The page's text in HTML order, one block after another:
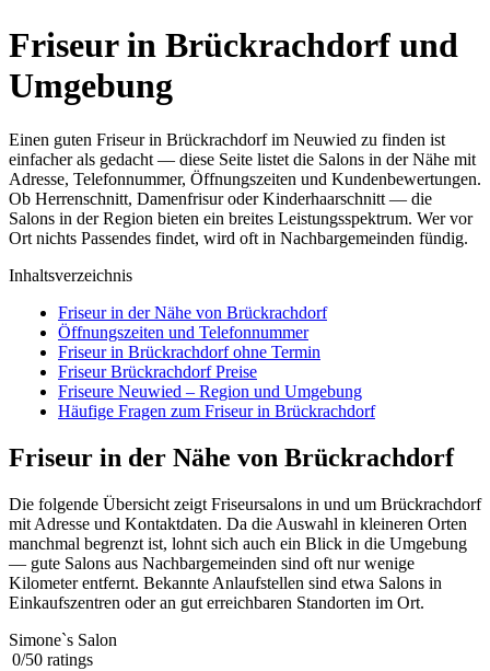
Friseur in Brückrachdorf und
Umgebung
Einen guten Friseur in Brückrachdorf im Neuwied zu finden ist
einfacher als gedacht — diese Seite listet die Salons in der Nähe mit
Adresse, Telefonnummer, Öffnungszeiten und Kundenbewertungen.
Ob Herrenschnitt, Damenfrisur oder Kinderhaarschnitt — die
Salons in der Region bieten ein breites Leistungsspektrum. Wer vor
Ort nichts Passendes findet, wird oft in Nachbargemeinden fündig.
Inhaltsverzeichnis
Friseur in der Nähe von Brückrachdorf
Öffnungszeiten und Telefonnummer
Friseur in Brückrachdorf ohne Termin
Friseur Brückrachdorf Preise
Friseure Neuwied – Region und Umgebung
Häufige Fragen zum Friseur in Brückrachdorf
Friseur in der Nähe von Brückrachdorf
Die folgende Übersicht zeigt Friseursalons in und um Brückrachdorf
mit Adresse und Kontaktdaten. Da die Auswahl in kleineren Orten
manchmal begrenzt ist, lohnt sich auch ein Blick in die Umgebung
— gute Salons aus Nachbargemeinden sind oft nur wenige
Kilometer entfernt. Bekannte Anlaufstellen sind etwa Salons in
Einkaufszentren oder an gut erreichbaren Standorten im Ort.
Simone`s Salon
0/50 ratings